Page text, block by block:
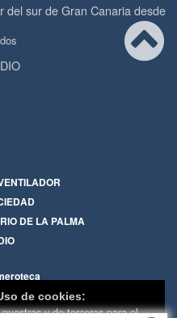
del sur de Gran Canaria desde
DE LA PALMA
de los lectores
de imágenes
de cookies:
y de terceros para el